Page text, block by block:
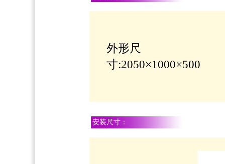
外形尺
寸:2050×1000×500
安装尺寸：